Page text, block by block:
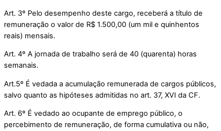
Art. 3º Pelo desempenho deste cargo, receberá a título de
remuneração o valor de R$ 1.500,00 (um mil e quinhentos
reais) mensais.
Art. 4º A jornada de trabalho será de 40 (quarenta) horas
semanais.
Art.5º É vedada a acumulação remunerada de cargos públicos,
salvo quanto as hipóteses admitidas no art. 37, XVI da CF.
Art. 6º É vedado ao ocupante de emprego público, o
percebimento de remuneração, de forma cumulativa ou não,